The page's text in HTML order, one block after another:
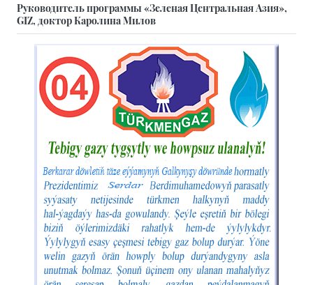
Руководитель программы «Зеленая Центральная Азия»,
GIZ, доктор Каролина Милов